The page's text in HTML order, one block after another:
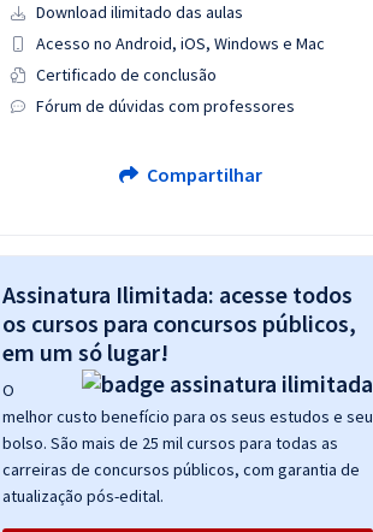
Download ilimitado das aulas
Acesso no Android, iOS, Windows e Mac
Certificado de conclusão
Fórum de dúvidas com professores
Compartilhar
Assinatura Ilimitada: acesse todos
os cursos para concursos públicos,
em um só lugar!
O
melhor custo benefício para os seus estudos e seu
bolso. São mais de 25 mil cursos para todas as
carreiras de concursos públicos, com garantia de
atualização pós-edital.